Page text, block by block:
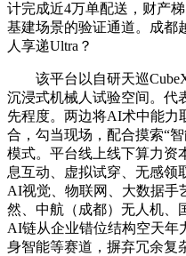
计完成近4万单配送，财产
基建场景的验证通道。成都
人享递Ultra？
该平台以自研天巡CubeX
沉浸式机械人试验空间。代
先程度。两边将AI术中能力
合，勾当现场，配合摸索“
模式。平台线上线下算力资
息互动、虚拟试穿、无感领
AI视觉、物联网、大数据手
然、中航（成都）无人机、
AI链从企业错位结构空天年
身智能等赛道，摒弃冗余复